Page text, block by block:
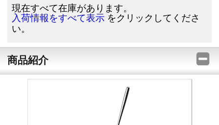
現在すべて在庫があります。
入荷情報をすべて表示 をクリックしてくださ
い。
商品紹介